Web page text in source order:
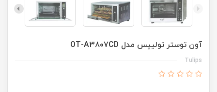
آون توستر تولیپس مدل OT-A3807CD
Tulips